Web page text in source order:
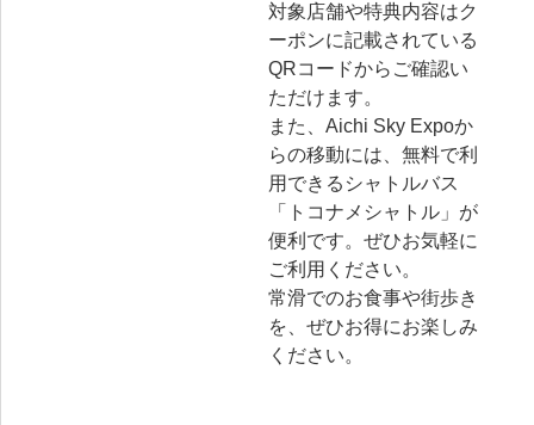
対象店舗や特典内容はク
ーポンに記載されている
QRコードからご確認い
ただけます。
また、Aichi Sky Expoか
らの移動には、無料で利
用できるシャトルバス
「トコナメシャトル」が
便利です。ぜひお気軽に
ご利用ください。
常滑でのお食事や街歩き
を、ぜひお得にお楽しみ
ください。